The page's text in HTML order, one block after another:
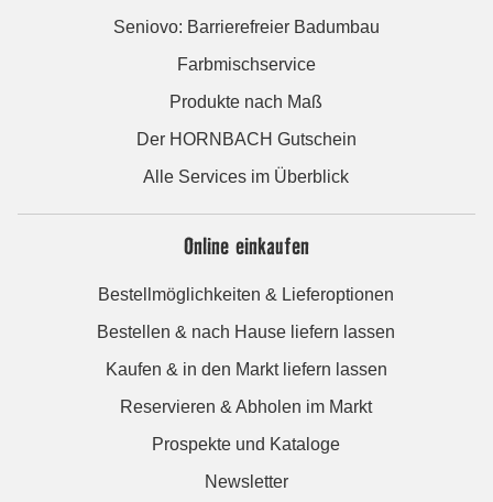
Seniovo: Barrierefreier Badumbau
Farbmischservice
Produkte nach Maß
Der HORNBACH Gutschein
Alle Services im Überblick
Online einkaufen
Bestellmöglichkeiten & Lieferoptionen
Bestellen & nach Hause liefern lassen
Kaufen & in den Markt liefern lassen
Reservieren & Abholen im Markt
Prospekte und Kataloge
Newsletter